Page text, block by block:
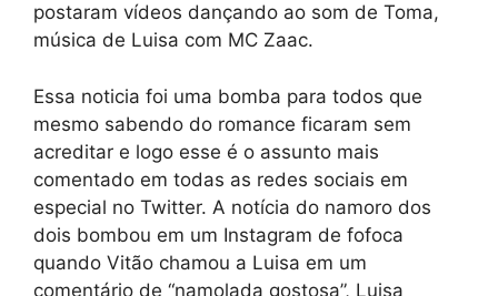
postaram vídeos dançando ao som de Toma,
música de Luisa com MC Zaac.
Essa noticia foi uma bomba para todos que
mesmo sabendo do romance ficaram sem
acreditar e logo esse é o assunto mais
comentado em todas as redes sociais em
especial no Twitter. A notícia do namoro dos
dois bombou em um Instagram de fofoca
quando Vitão chamou a Luisa em um
comentário de “namolada gostosa”, Luisa